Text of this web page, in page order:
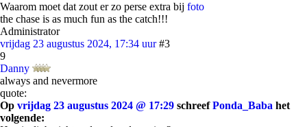
Waarom moet dat zout er zo perse extra bij foto
the chase is as much fun as the catch!!!
Administrator
vrijdag 23 augustus 2024, 17:34 uur #3
9
Danny
always and nevermore
quote:
Op vrijdag 23 augustus 2024 @ 17:29 schreefPonda_Baba het
volgende: